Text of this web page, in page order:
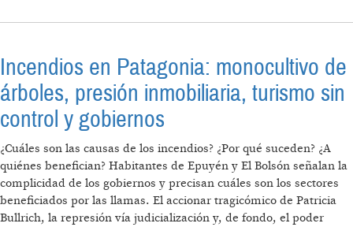
JORGE MACRI NIEGA
Incendios en Patagonia: monocultivo de
árboles, presión inmobiliaria, turismo sin
control y gobiernos
¿Cuáles son las causas de los incendios? ¿Por qué suceden? ¿A
quiénes benefician? Habitantes de Epuyén y El Bolsón señalan la
complicidad de los gobiernos y precisan cuáles son los sectores
beneficiados por las llamas. El accionar tragicómico de Patricia
Bullrich, la represión vía judicialización y, de fondo, el poder